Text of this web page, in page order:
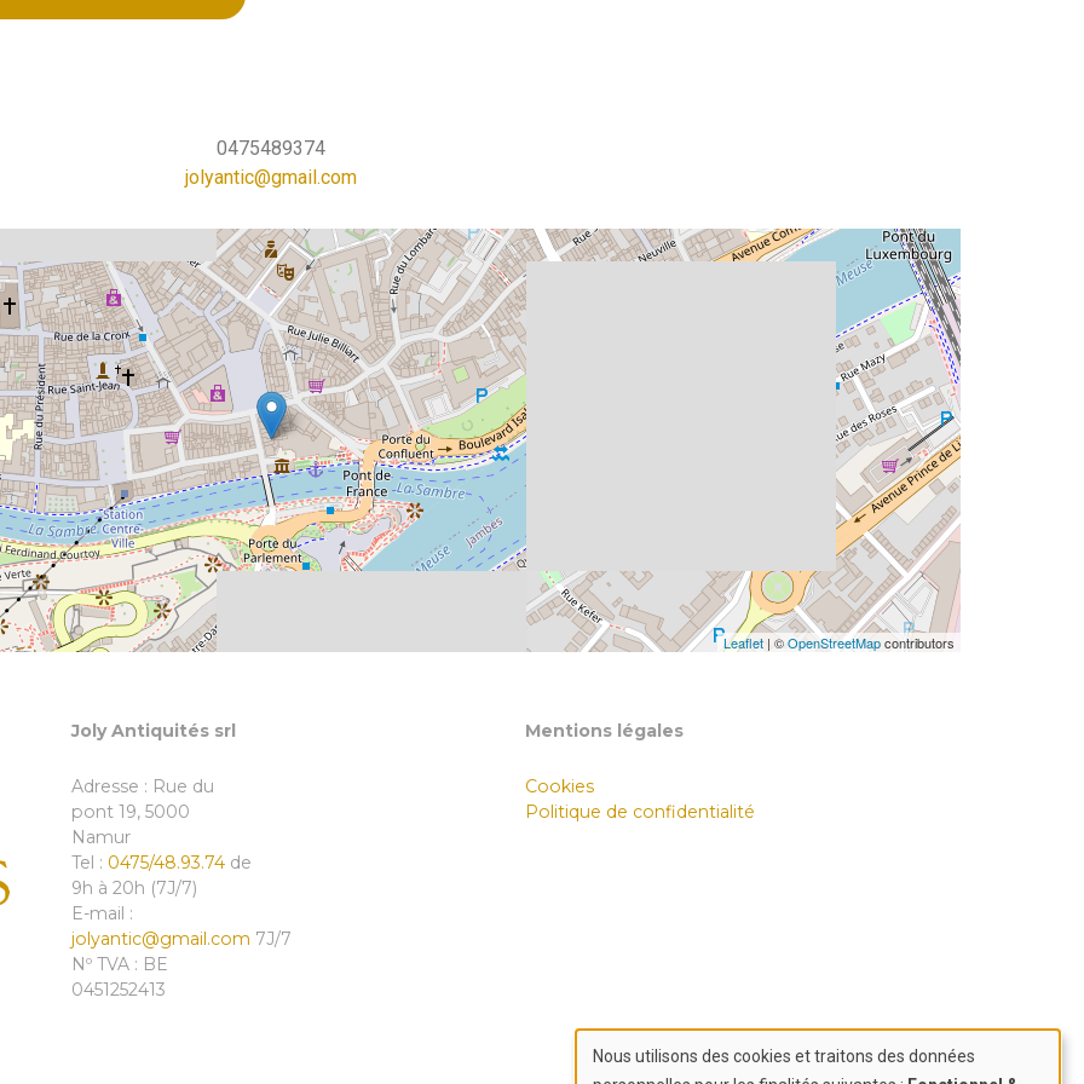
0475489374
jolyantic@gmail.com
Leaflet | ©OpenStreetMapcontributors
Joly Antiquités srl
Adresse : Rue du
pont 19, 5000
Namur
Tel : 0475/48.93.74de
9h à 20h (7J/7)
E-mail :
jolyantic@gmail.com 7J/7
Nº TVA : BE
0451252413
Mentions légales
Cookies
Politique de confidentialité
Nous utilisons des cookies et traitons des données